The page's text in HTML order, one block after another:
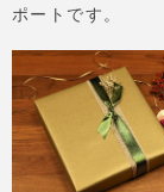
ポートです。